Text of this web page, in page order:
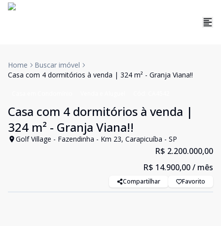
Home
Buscar imóvel
Casa com 4 dormitórios à venda | 324 m² - Granja Viana!!
Casa com 4 dormitórios à venda |
324 m² - Granja Viana!!
Golf Village - Fazendinha - Km 23, Carapicuíba - SP
R$ 2.200.000,00
R$ 14.900,00/ mês
Compartilhar Favorito